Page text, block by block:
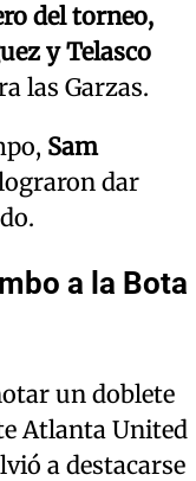
del torneo,
y Telasco
las Garzas.
Sam
dar
a la Bota
un doblete
Atlanta United
a destacarse